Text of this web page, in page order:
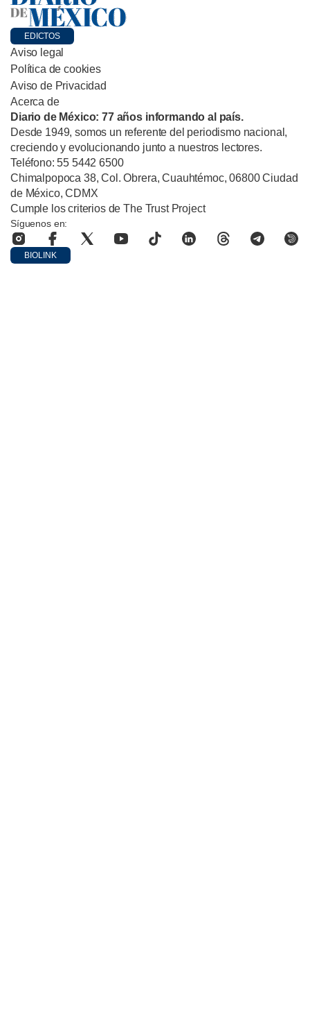
EDICTOS
Aviso legal
Política de cookies
Aviso de Privacidad
Acerca de
Diario de México: 77 años informando al país.
Desde 1949, somos un referente del periodismo nacional,
creciendo y evolucionando junto a nuestros lectores.
Teléfono: 55 5442 6500
Chimalpopoca 38, Col. Obrera, Cuauhtémoc, 06800 Ciudad
de México, CDMX
Cumple los criterios de The Trust Project
Síguenos en:
BIOLINK